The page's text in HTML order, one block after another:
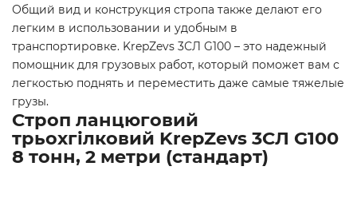
Общий вид и конструкция стропа также делают его
легким в использовании и удобным в
транспортировке. KrepZevs 3СЛ G100 – это надежный
помощник для грузовых работ, который поможет вам с
легкостью поднять и переместить даже самые тяжелые
грузы.
Строп ланцюговий
трьохгілковий KrepZevs 3СЛ G100
8 тонн, 2 метри (стандарт)